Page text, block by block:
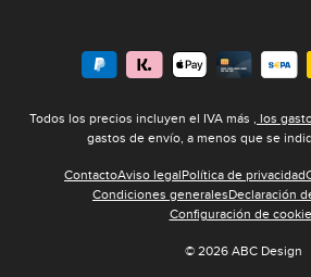
Todos los precios incluyen el IVA más , los
gastos de envío, a menos que se
© 2026 ABC Design
ContactoAviso legalPolítica de privacidad
Condiciones generalesDeclaración
Configuración de